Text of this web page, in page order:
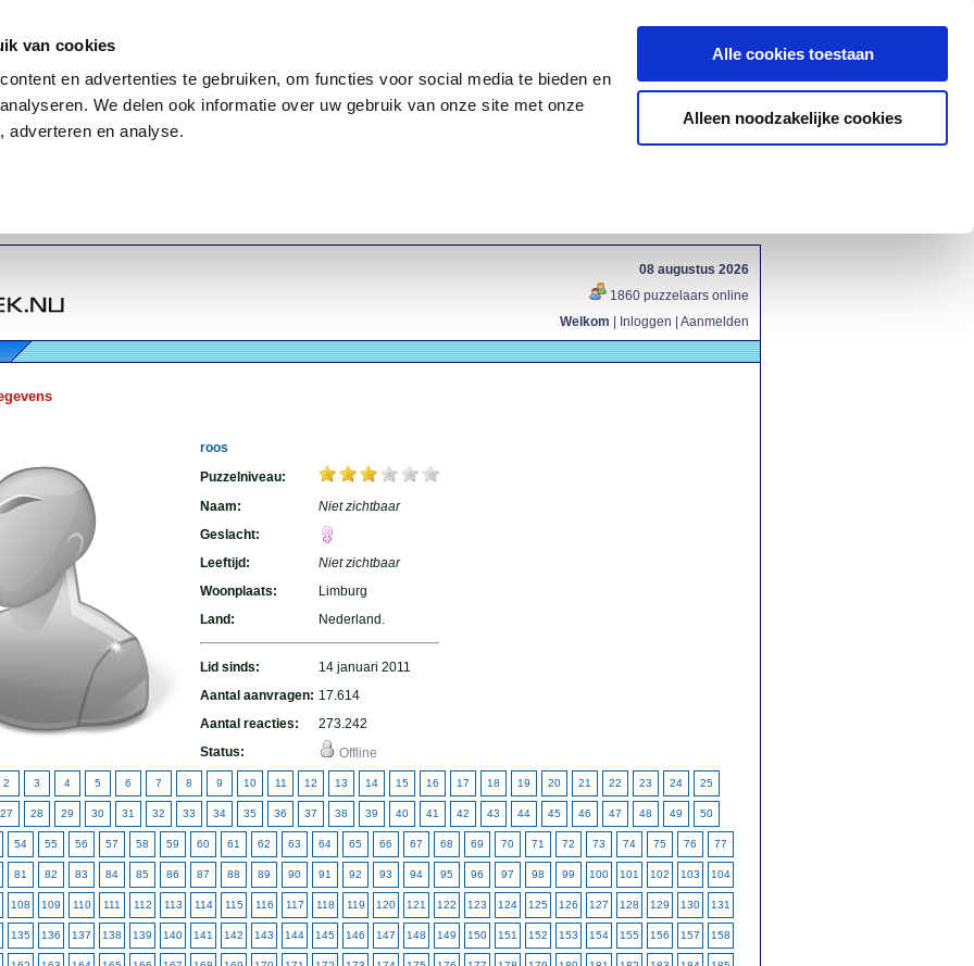
van cookies
en advertenties te gebruiken, om functies voor social media te bieden en
We delen ook informatie over uw gebruik van onze site met onze
adverteren en analyse.
Alle cookies toestaan
Alleen noodzakelijke cookies
08 augustus 2026
1860 puzzelaars online
Welkom
Inloggen Aanmelden
roos
Puzzelniveau:
Naam:
Niet zichtbaar
Geslacht:
Leeftijd:
Niet zichtbaar
Woonplaats:
Limburg
Land:
Nederland.
Lid sinds:
14 januari 2011
Aantal aanvragen: 17.614
Aantal reacties:
273.242
Status:
Offline
2 3 4 5 6 7 8 9 10 11 12 13 14 15 16 17 18 19 20 21 22 23 24 25
27 28 29 30 31 32 33 34 35 36 37 38 39 40 41 42 43 44 45 46 47 48 49 50
54 55 56 57 58 59 60 61 62 63 64 65 66 67 68 69 70 71 72 73 74 75 76 77
81 82 83 84 85 86 87 88 89 90 91 92 93 94 95 96 97 98 99 100 101 102 103 104
108 109 110 111 112 113 114 115 116 117 118 119 120 121 122 123 124 125 126 127 128 129 130 131
135 136 137 138 139 140 141 142 143 144 145 146 147 148 149 150 151 152 153 154 155 156 157 158